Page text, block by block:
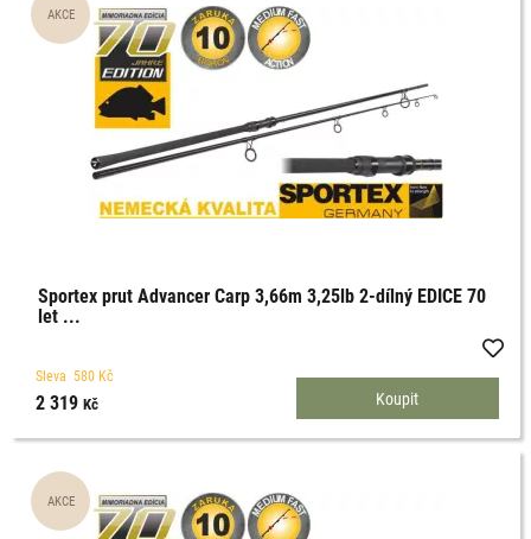
Sportex prut Advancer Carp 3,66m 3,25lb 2-dílný EDICE 70
let ...
2 319Kč
Sleva 580 Kč